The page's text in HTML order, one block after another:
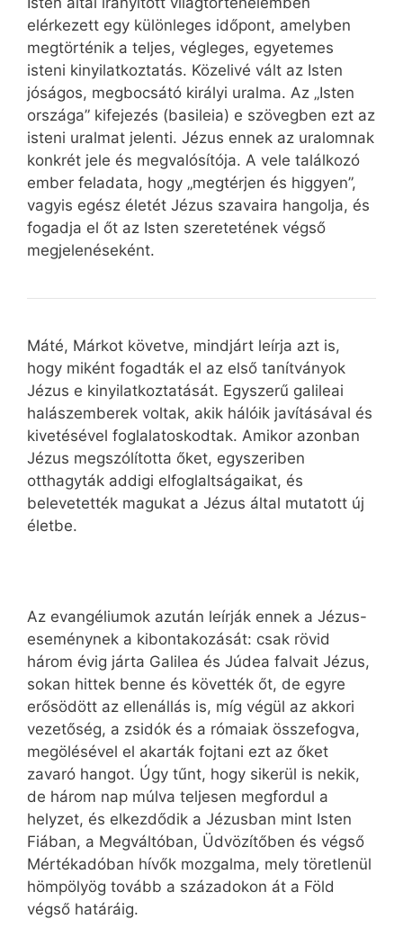
elérkezett egy különleges időpont, amelyben
megtörténik a teljes, végleges, egyetemes
isteni kinyilatkoztatás. Közelivé vált az Isten
jóságos, megbocsátó királyi uralma. Az „Isten
országa” kifejezés (basileia) e szövegben ezt az
isteni uralmat jelenti. Jézus ennek az uralomnak
konkrét jele és megvalósítója. A vele találkozó
ember feladata, hogy „megtérjen és higgyen”,
vagyis egész életét Jézus szavaira hangolja, és
fogadja el őt az Isten szeretetének végső
megjelenéseként.
Máté, Márkot követve, mindjárt leírja azt is,
hogy miként fogadták el az első tanítványok
Jézus e kinyilatkoztatását. Egyszerű galileai
halászemberek voltak, akik hálóik javításával és
kivetésével foglalatoskodtak. Amikor azonban
Jézus megszólította őket, egyszeriben
otthagyták addigi elfoglaltságaikat, és
belevetették magukat a Jézus által mutatott új
életbe.
Az evangéliumok azután leírják ennek a Jézus-
eseménynek a kibontakozását: csak rövid
három évig járta Galilea és Júdea falvait Jézus,
sokan hittek benne és követték őt, de egyre
erősödött az ellenállás is, míg végül az akkori
vezetőség, a zsidók és a rómaiak összefogva,
megölésével el akarták fojtani ezt az őket
zavaró hangot. Úgy tűnt, hogy sikerül is nekik,
de három nap múlva teljesen megfordul a
helyzet, és elkezdődik a Jézusban mint Isten
Fiában, a Megváltóban, Üdvözítőben és végső
Mértékadóban hívők mozgalma, mely töretlenül
hömpölyög tovább a századokon át a Föld
végső határáig.